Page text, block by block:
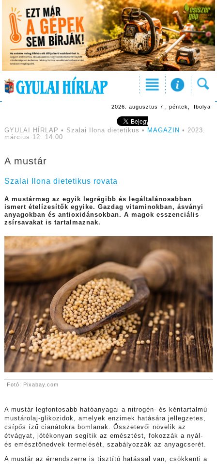
2026. augusztus 7., péntek, Ibolya
GYULAI HÍRLAP • Szalai Ilona dietetikus • MAGAZIN • 2023.
március 12. 14:00
A mustár
Szalai Ilona dietetikus rovata
A mustármag az egyik legrégibb és legáltalánosabban
ismert ételízesítők egyike. Gazdag vitaminokban, ásványi
anyagokban és antioxidánsokban. A magok esszenciális
zsírsavakat is tartalmaznak.
Fotó: Pixabay.com
A mustár legfontosabb hatóanyagai a nitrogén- és kéntartalmú
mustárolaj-glikozidok, amelyek enzimek hatására jellegzetes,
csípős ízű cianátokra bomlanak. Összetevői növelik az
étvágyat, jótékonyan segítik az emésztést, fokozzák a nyál-
és emésztőnedvek termelését, szabályozzák az anyagcserét.
A mustár az érrendszerre is tisztító hatással van, csökkenti a